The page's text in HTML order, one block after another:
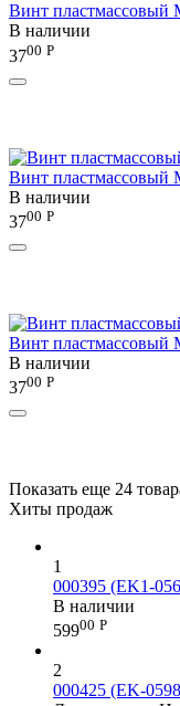
Винт пластмассовый
В наличии
3700 Р
Винт пластмассовый
В наличии
3700 Р
Винт пластмассовый
В наличии
3700 Р
Показать еще 24
Хиты продаж
1
000395 (EK1-
В наличии
59900 Р
2
000425 (EK-